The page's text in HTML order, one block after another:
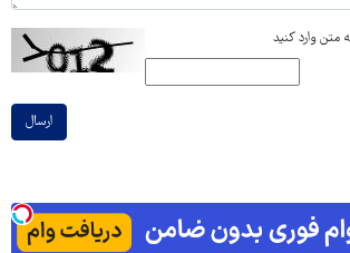
متن وارد کنید
ارسال